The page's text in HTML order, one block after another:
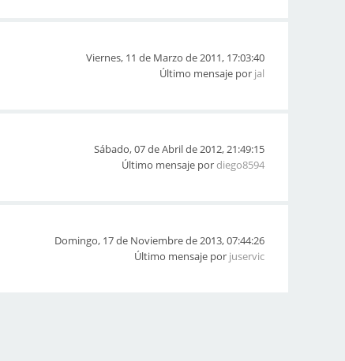
Viernes, 11 de Marzo de 2011, 17:03:40
Último mensaje por jal
Sábado, 07 de Abril de 2012, 21:49:15
Último mensaje pordiego8594
Domingo, 17 de Noviembre de 2013, 07:44:26
Último mensaje por juservic